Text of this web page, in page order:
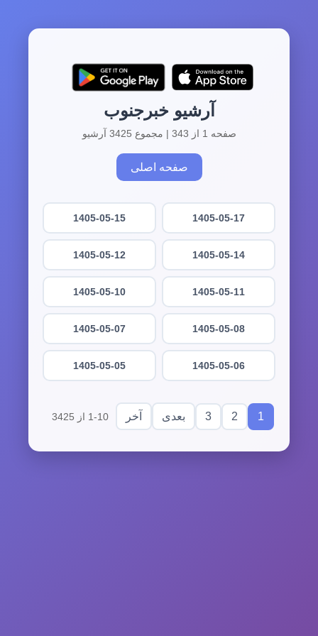
آرشیو خبرجنوب
صفحه 1 از 343 | مجموع 3425 آرشیو
صفحه اصلی
1405-05-17
1405-05-15
1405-05-14
1405-05-12
1405-05-11
1405-05-10
1405-05-08
1405-05-07
1405-05-06
1405-05-05
1
2
3 بعدی آخر 1-10 از 3425